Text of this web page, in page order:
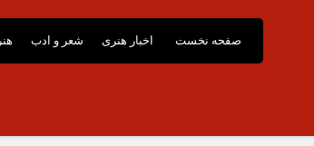
صفحه نخست اخبار هنری شعر و ادب